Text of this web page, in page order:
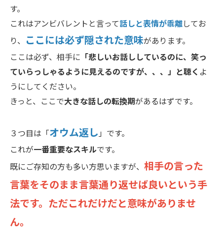
す。
これはアンビバレントと言って話しと表情が乖離してお
り、 ここには必ず隠された意味があります。
ここは必ず、相手に 「悲しいお話ししているのに、笑っ
ていらっしゃるように見えるのですが、、、」と聴く よ
うにしてください。
きっと、ここで大きな話しの転換期があるはずです。
３つ目は「オウム返し 」です。
これが一番重要なスキルです。
既にご存知の方も多い方思いますが、 相手の言った
言葉をそのまま言葉通り返せば良いという手
法です。ただこれだけだと意味がありませ
ん。